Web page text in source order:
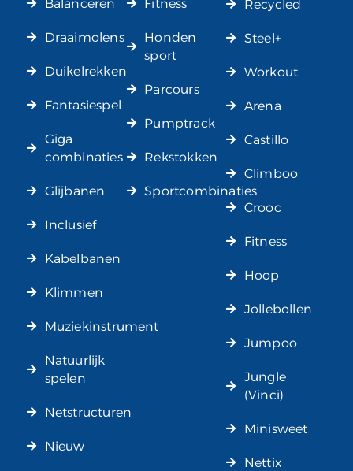
Balanceren
Draaimolens
Duikelrekken
Fantasiespel
Giga
combinaties
Glijbanen
Inclusief
Kabelbanen
Klimmen
Muziekinstrument
Natuurlijk
spelen
Netstructuren
Nieuw
Fitness
Honden
sport
Parcours
Pumptrack
Rekstokken
Sportcombinaties
Recycled
Steel+
Workout
Arena
Castillo
Climboo
Crooc
Fitness
Hoop
Jollebollen
Jumpoo
Jungle
(Vinci)
Minisweet
Nettix